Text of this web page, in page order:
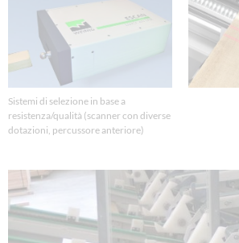
Sistemi di selezione in base a
resistenza/qualità (scanner con diverse
dotazioni, percussore anteriore)